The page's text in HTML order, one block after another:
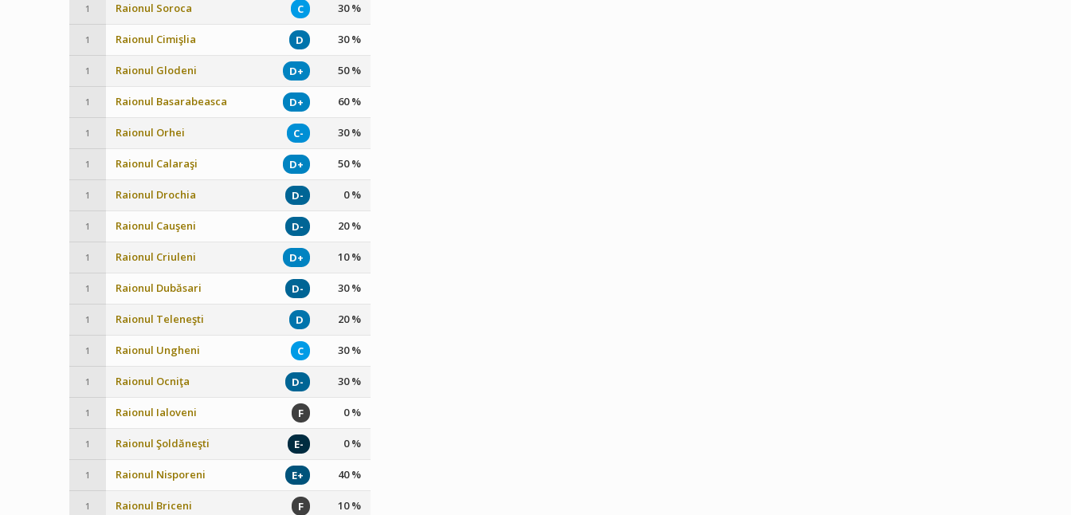
1 Raionul Soroca C 30 %
1 Raionul Cimişlia D 30 %
1 Raionul Glodeni D+ 50 %
1 Raionul Basarabeasca D+ 60 %
1 Raionul Orhei C- 30 %
1 Raionul Calaraşi D+ 50 %
1 Raionul Drochia D- 0 %
1 Raionul Cauşeni D- 20 %
1 Raionul Criuleni D+ 10 %
1 Raionul Dubăsari D- 30 %
1 Raionul Teleneşti D 20 %
1 Raionul Ungheni C 30 %
1 Raionul Ocniţa D- 30 %
1 Raionul Ialoveni F 0 %
1 Raionul Şoldăneşti E- 0 %
1 Raionul Nisporeni E+ 40 %
1 Raionul Briceni F 10 %